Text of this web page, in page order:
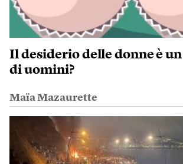
Il desiderio delle donne è
di uomini?
Maïa Mazaurette